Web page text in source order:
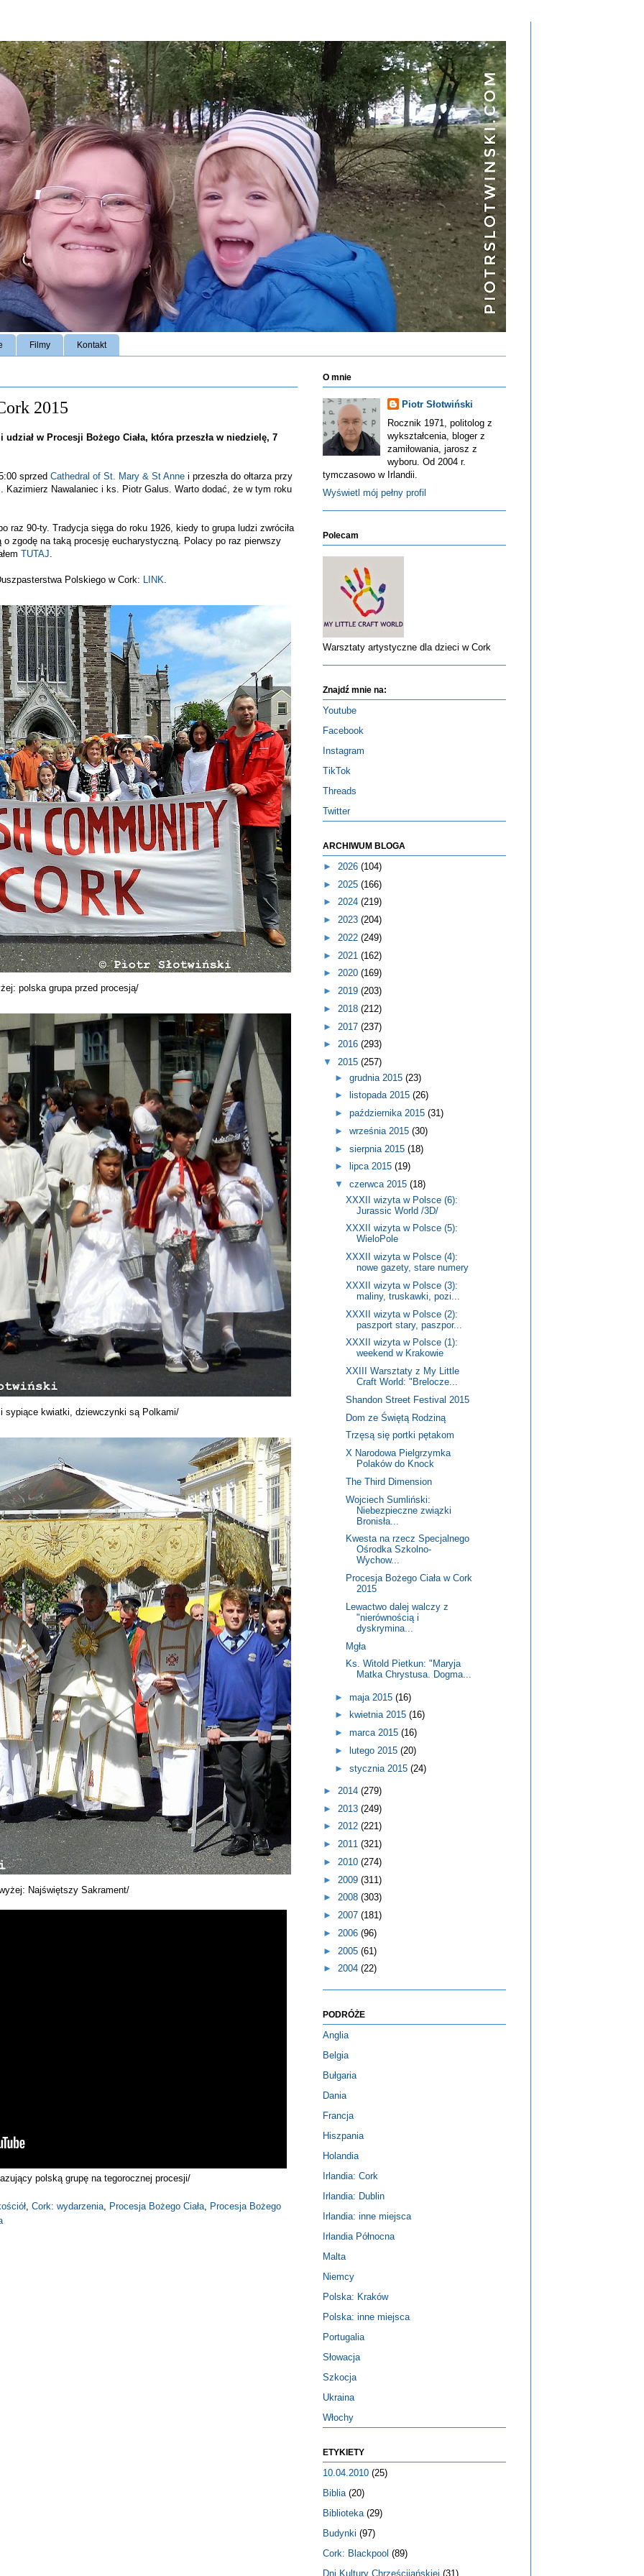
Filmy Kontakt
2015
w Procesji Bożego Ciała, która przeszła w niedzielę, 7
sprzed Cathedral of St. Mary & St Anne i przeszła do ołtarza przy
Kazimierz Nawalaniec i ks. Piotr Galus. Warto dodać, że w tym roku
raz 90-ty. Tradycja sięga do roku 1926, kiedy to grupa ludzi zwróciła
zgodę na taką procesję eucharystyczną. Polacy po raz pierwszy
TUTAJ.
Polskiego w Cork: LINK.
polska grupa przed procesją/
sypiące kwiatki, dziewczynki są Polkami/
Najświętszy Sakrament/
polską grupę na tegorocznej procesji/
Cork: wydarzenia Procesja Bożego Ciała
Procesja Bożego
O mnie
Piotr Słotwiński
Rocznik 1971, politolog z
wykształcenia, bloger z
zamiłowania, jarosz z
wyboru. Od 2004 r.
tymczasowo w Irlandii.
Wyświetl mój pełny profil
Polecam
Warsztaty artystyczne dla dzieci w Cork
Znajdź mnie na:
Youtube
Facebook
Instagram
TikTok
Threads
Twitter
ARCHIWUM BLOGA
► 2026 (104)
► 2025 (166)
► 2024 (219)
► 2023 (204)
► 2022 (249)
► 2021 (162)
► 2020 (169)
► 2019 (203)
► 2018 (212)
► 2017 (237)
► 2016 (293)
▼ 2015 (257)
► grudnia 2015 (23)
►
listopada 2015 (26)
► października 2015 (31)
► września 2015 (30)
► sierpnia 2015 (18)
►
lipca 2015 (19)
▼ czerwca 2015 (18)
XXXII wizyta w Polsce (6):
Jurassic World /3D/
XXXII wizyta w Polsce (5):
WieloPole
XXXII wizyta w Polsce (4):
nowe gazety, stare numery
XXXII wizyta w Polsce (3):
maliny, truskawki, pozi...
XXXII wizyta w Polsce (2):
paszport stary, paszpor...
XXXII wizyta w Polsce (1):
weekend w Krakowie
XXIII Warsztaty z My Little
Craft World: "Brelocze...
Shandon Street Festival 2015
Dom ze Świętą Rodziną
Trzęsą się portki pętakom
X Narodowa Pielgrzymka
Polaków do Knock
The Third Dimension
Wojciech Sumliński:
Niebezpieczne związki
Bronisła...
Kwesta na rzecz Specjalnego
Ośrodka Szkolno-
Wychow...
Procesja Bożego Ciała w Cork
2015
Lewactwo dalej walczy z
"nierównością i
dyskrymina...
Mgła
Ks. Witold Pietkun: "Maryja
Matka Chrystusa. Dogma...
► maja 2015 (16)
►
kwietnia 2015 (16)
► marca 2015 (16)
►
lutego 2015 (20)
► stycznia 2015 (24)
► 2014 (279)
► 2013 (249)
► 2012 (221)
► 2011 (321)
► 2010 (274)
► 2009 (311)
► 2008 (303)
► 2007 (181)
► 2006 (96)
► 2005 (61)
► 2004 (22)
PODRÓŻE
Anglia
Belgia
Bułgaria
Dania
Francja
Hiszpania
Holandia
Irlandia: Cork
Irlandia: Dublin
Irlandia: inne miejsca
Irlandia Północna
Malta
Niemcy
Polska: Kraków
Polska: inne miejsca
Portugalia
Słowacja
Szkocja
Ukraina
Włochy
ETYKIETY
10.04.2010 (25)
Biblia (20)
Biblioteka (29)
Budynki (97)
Cork: Blackpool (89)
Dni Kultury Chrześcijańskiej (31)